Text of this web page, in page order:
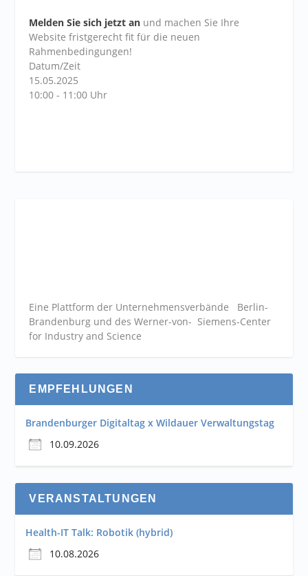
Melden Sie sich jetzt an und machen Sie Ihre
Website fristgerecht fit für die neuen
Rahmenbedingungen!
Datum/Zeit
15.05.2025
10:00 - 11:00 Uhr
Eine Plattform der Unternehmensverbände Berlin-
Brandenburg und des Werner-von- Siemens-Center
for Industry and Science
EMPFEHLUNGEN
Brandenburger Digitaltag x Wildauer Verwaltungstag
10.09.2026
VERANSTALTUNGEN
Health-IT Talk: Robotik (hybrid)
10.08.2026